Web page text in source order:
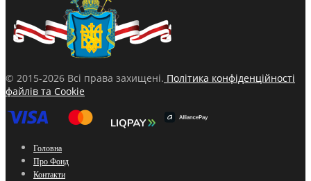
© 2015-2026 Всі права захищені. Політика конфіденційності
файлів та Cookie
Головна
Про Фонд
Контакти